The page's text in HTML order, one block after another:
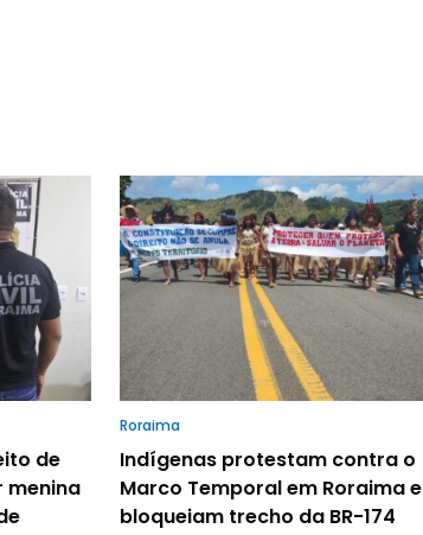
de
menina
Roraima
Indígenas protestam contra o
Marco Temporal em Roraima e
bloqueiam trecho da BR-174